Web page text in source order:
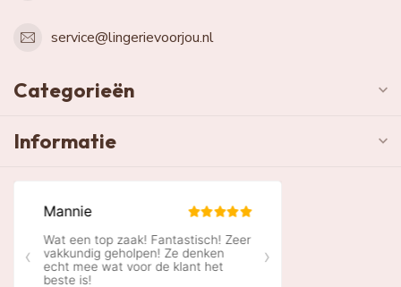
service@lingerievoorjou.nl
Categorieën
Informatie